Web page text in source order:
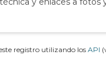
registro utilizando losAPI